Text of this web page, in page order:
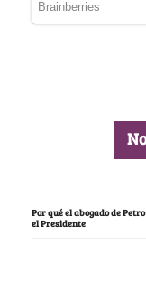
Por qué el abogado de
el Presidente